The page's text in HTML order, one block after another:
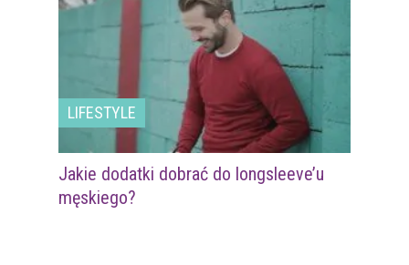
LIFESTYLE
Jakie dodatki dobrać do longsleeve’u
męskiego?